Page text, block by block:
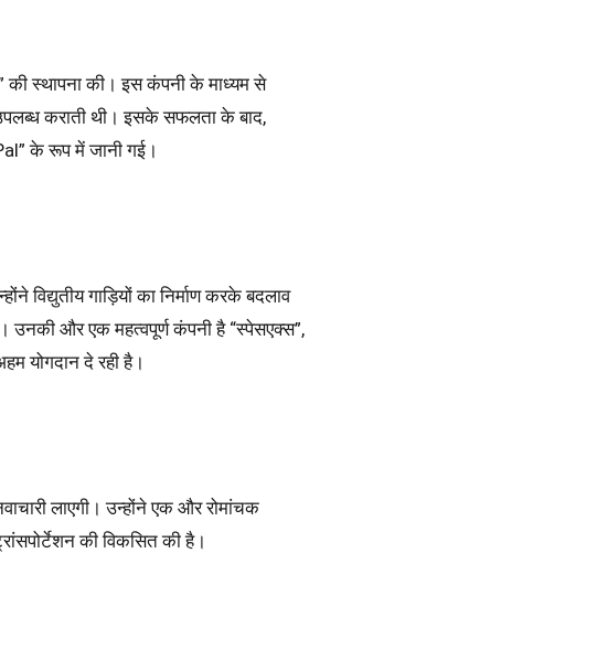
स्थापना की। इस कंपनी के माध्यम से
कराती थी। इसके सफलता के बाद,
के रूप में जानी गई।
विद्युतीय गाड़ियों का निर्माण करके बदलाव
उनकी और एक महत्वपूर्ण कंपनी है “स्पेसएक्स”,
योगदान दे रही है।
लाएगी। उन्होंने एक और रोमांचक
की विकसित की है।